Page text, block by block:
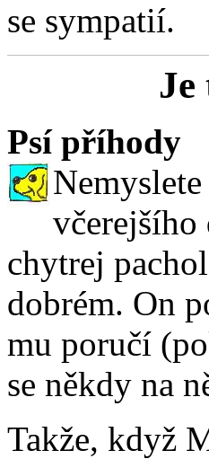
se sympatií.
Je
Psí příhody
včerejšího
chytrej
dobrém. On
mu poručí
se někdy na
Takže, když